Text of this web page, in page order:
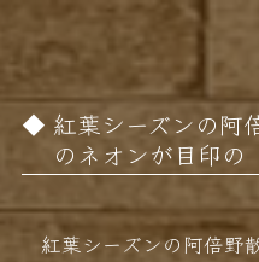
紅葉シーズンの阿
のネオンが目印の
紅葉シーズンの阿倍野